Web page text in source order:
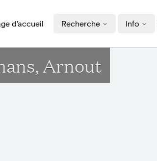
d'accueil Recherche Info
Arnout